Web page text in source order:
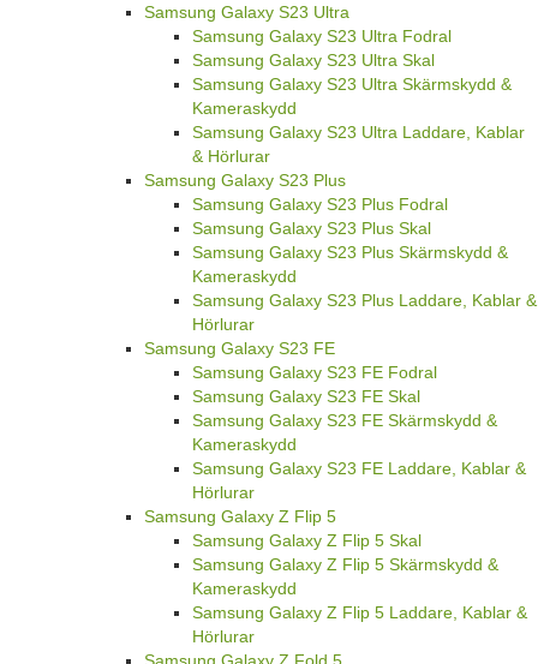
Samsung Galaxy S23 Ultra
Samsung Galaxy S23 Ultra Fodral
Samsung Galaxy S23 Ultra Skal
Samsung Galaxy S23 Ultra Skärmskydd &
Kameraskydd
Samsung Galaxy S23 Ultra Laddare, Kablar
& Hörlurar
Samsung Galaxy S23 Plus
Samsung Galaxy S23 Plus Fodral
Samsung Galaxy S23 Plus Skal
Samsung Galaxy S23 Plus Skärmskydd &
Kameraskydd
Samsung Galaxy S23 Plus Laddare, Kablar &
Hörlurar
Samsung Galaxy S23 FE
Samsung Galaxy S23 FE Fodral
Samsung Galaxy S23 FE Skal
Samsung Galaxy S23 FE Skärmskydd &
Kameraskydd
Samsung Galaxy S23 FE Laddare, Kablar &
Hörlurar
Samsung Galaxy Z Flip 5
Samsung Galaxy Z Flip 5 Skal
Samsung Galaxy Z Flip 5 Skärmskydd &
Kameraskydd
Samsung Galaxy Z Flip 5 Laddare, Kablar &
Hörlurar